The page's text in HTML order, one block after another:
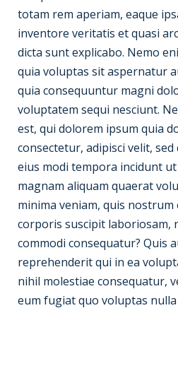
totam rem aperiam, eaque
inventore veritatis et quasi
dicta sunt explicabo. Nemo
quia voluptas sit aspernatur
quia consequuntur magni
voluptatem sequi nesciunt.
est, qui dolorem ipsum quia
consectetur, adipisci velit,
eius modi tempora incidunt
magnam aliquam quaerat
minima veniam, quis
corporis suscipit laboriosam,
commodi consequatur? Quis
reprehenderit qui in ea
nihil molestiae consequatur,
eum fugiat quo voluptas